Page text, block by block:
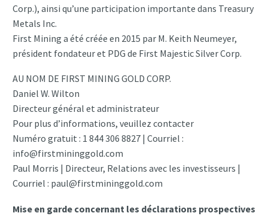
Corp.), ainsi qu’une participation importante dans Treasury
Metals Inc.
First Mining a été créée en 2015 par M. Keith Neumeyer,
président fondateur et PDG de First Majestic Silver Corp.
AU NOM DE FIRST MINING GOLD CORP.
Daniel W. Wilton
Directeur général et administrateur
Pour plus d’informations, veuillez contacter
Numéro gratuit : 1 844 306 8827 | Courriel :
info@firstmininggold.com
Paul Morris | Directeur, Relations avec les investisseurs |
Courriel : paul@firstmininggold.com
Mise en garde concernant les déclarations prospectives